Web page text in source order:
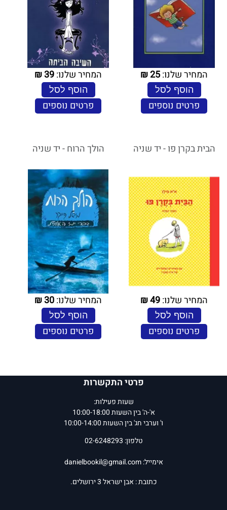
המחיר שלנו:25
₪
הוסף לסל
פרטים נוספים
המחיר שלנו:39
₪
הוסף לסל
פרטים נוספים
הבית בקרן פו - יד שניה
המחיר שלנו:49
₪
הוסף לסל
פרטים נוספים
הולך הרוח - יד שניה
המחיר שלנו:30
₪
הוסף לסל
פרטים נוספים
פרטי התקשרות
שעות פעילות:
א'-ה' בין השעות 10:00-18:00
ו' וערבי חג' בין השעות 10:00-14:00
טלפון: 02-6248293
אימייל:danielbookil@gmail.com
כתובת : אבן ישראל 3 ירושלים.